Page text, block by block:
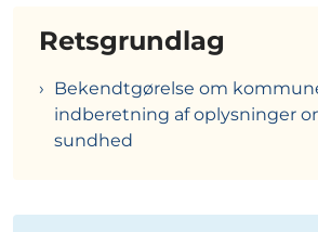
Retsgrundlag
Bekendtgørelse om
indberetning af oplysninger
sundhed